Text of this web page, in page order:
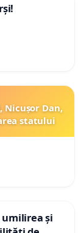
Nicușor Dan,
statului
și